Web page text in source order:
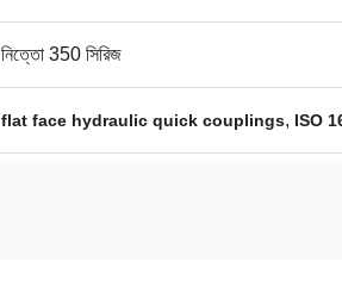
নিত্তো 350 সিরিজ
flat face hydraulic quick couplings, ISO